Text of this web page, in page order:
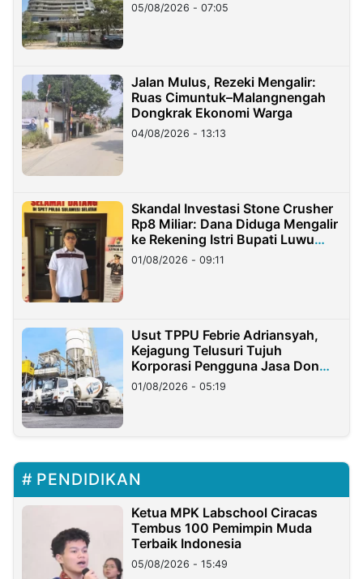
05/08/2026 - 07:05
Jalan Mulus, Rezeki Mengalir:
Ruas Cimuntuk–Malangnengah
Dongkrak Ekonomi Warga
04/08/2026 - 13:13
Skandal Investasi Stone Crusher
Rp8 Miliar: Dana Diduga Mengalir
ke Rekening Istri Bupati Luwu
Timur
01/08/2026 - 09:11
Usut TPPU Febrie Adriansyah,
Kejagung Telusuri Tujuh
Korporasi Pengguna Jasa Don
Ritto
01/08/2026 - 05:19
PENDIDIKAN
Ketua MPK Labschool Ciracas
Tembus 100 Pemimpin Muda
Terbaik Indonesia
05/08/2026 - 15:49